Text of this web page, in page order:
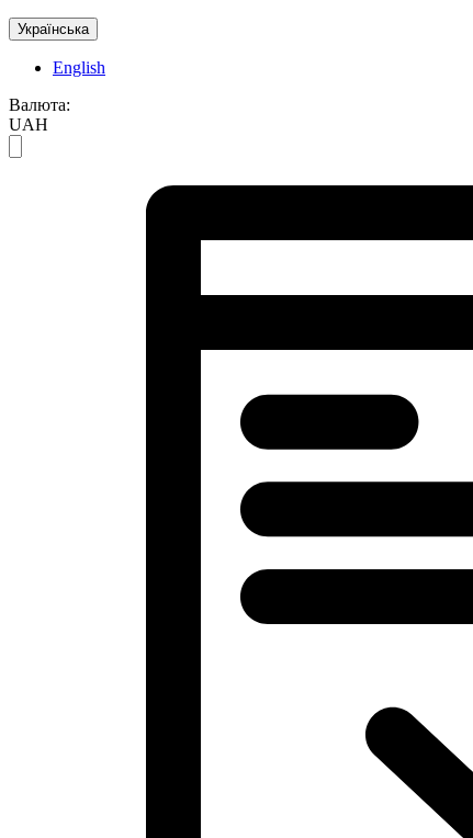
Українська
English
Валюта:
UAH